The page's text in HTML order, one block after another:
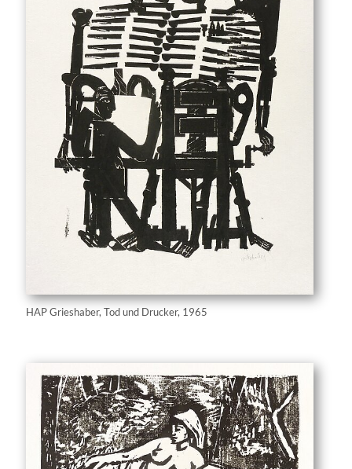
HAP Grieshaber, Tod und Drucker, 1965